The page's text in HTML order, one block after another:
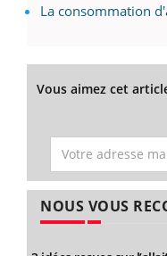
La consommation
Vous aimez cet
NOUS VOUS